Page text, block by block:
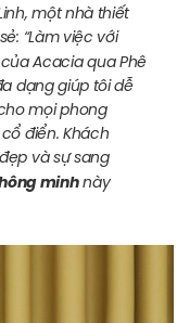
một nhà thiết
“Làm việc với
của Acacia qua Phê
dạng giúp tôi dễ
mọi phong
điển. Khách
và sự sang
minhnày